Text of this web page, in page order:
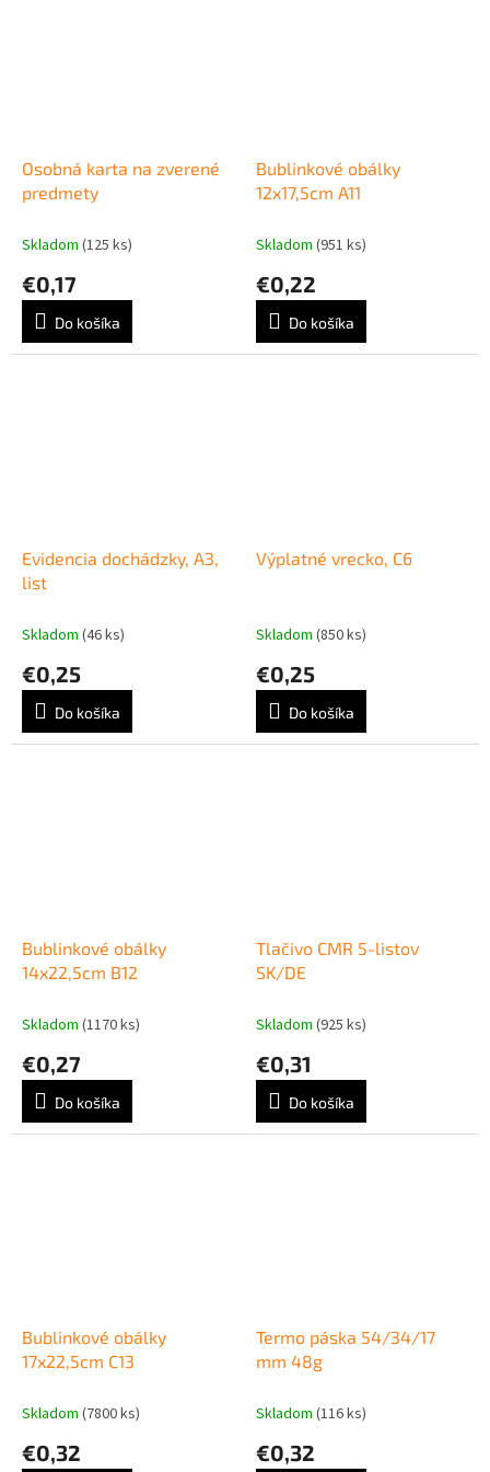
Osobná karta na zverené
predmety
Skladom (125 ks)
€0,17
Do košíka
Bublinkové obálky
12x17,5cm A11
Skladom (951 ks)
€0,22
Do košíka
Evidencia dochádzky, A3,
list
Skladom (46 ks)
€0,25
Do košíka
Výplatné vrecko, C6
Skladom (850 ks)
€0,25
Do košíka
Bublinkové obálky
14x22,5cm B12
Skladom (1170 ks)
€0,27
Do košíka
Tlačivo CMR 5-listov
SK/DE
Skladom (925 ks)
€0,31
Do košíka
Bublinkové obálky
17x22,5cm C13
Skladom (7800 ks)
€0,32
Termo páska 54/34/17
mm 48g
Skladom (116 ks)
€0,32